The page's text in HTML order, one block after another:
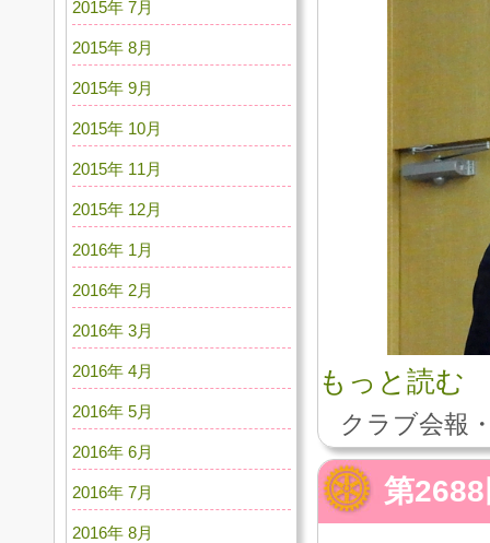
もっと読む
クラブ会報
第
2015年 7月
2015年 8月
2015年 9月
2015年 10月
2015年 11月
2015年 12月
2016年 1月
2016年 2月
2016年 3月
2016年 4月
2016年 5月
2016年 6月
2016年 7月
2016年 8月